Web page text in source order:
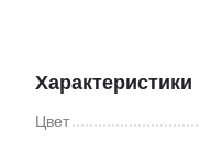
Характеристики
Цвет